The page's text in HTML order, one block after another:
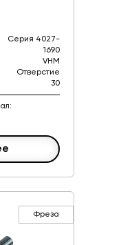
Серия 4027-
1690
VHM
Отверстие
30
Фреза